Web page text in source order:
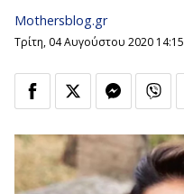
Mothersblog.gr
Τρίτη, 04 Αυγούστου 2020 14:15